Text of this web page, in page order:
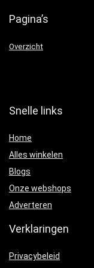
Pagina’s
Overzicht
Snelle links
Home
Alles winkelen
Blogs
Onze webshops
Adverteren
Verklaringen
Privacybeleid